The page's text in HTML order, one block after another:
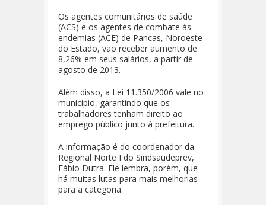
Os agentes comunitários de saúde
(ACS) e os agentes de combate às
endemias (ACE) de Pancas, Noroeste
do Estado, vão receber aumento de
8,26% em seus salários, a partir de
agosto de 2013.
Além disso, a Lei 11.350/2006 vale no
município, garantindo que os
trabalhadores tenham direito ao
emprego público junto à prefeitura.
A informação é do coordenador da
Regional Norte I do Sindsaudeprev,
Fábio Dutra. Ele lembra, porém, que
há muitas lutas para mais melhorias
para a categoria.